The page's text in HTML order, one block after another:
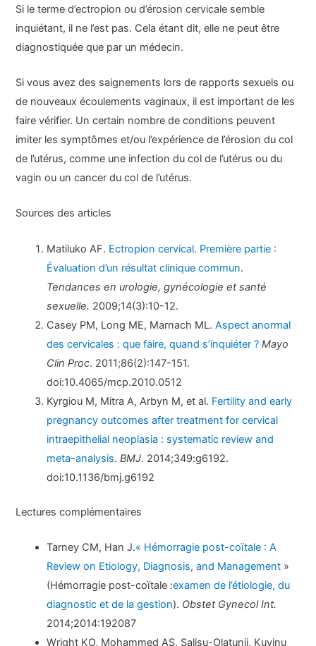
Si le terme d’ectropion ou d’érosion cervicale semble
inquiétant, il ne l’est pas. Cela étant dit, elle ne peut être
diagnostiquée que par un médecin.
Si vous avez des saignements lors de rapports sexuels ou
de nouveaux écoulements vaginaux, il est important de les
faire vérifier. Un certain nombre de conditions peuvent
imiter les symptômes et/ou l’expérience de l’érosion du col
de l’utérus, comme une infection du col de l’utérus ou du
vagin ou un cancer du col de l’utérus.
Sources des articles
Matiluko AF. Ectropion cervical. Première partie :
Évaluation d’un résultat clinique commun.
Tendances en urologie, gynécologie et santé
sexuelle. 2009;14(3):10-12.
Casey PM, Long ME, Marnach ML.Aspect anormal
des cervicales : que faire, quand s’inquiéter ? Mayo
Clin Proc. 2011;86(2):147-151.
doi:10.4065/mcp.2010.0512
Kyrgiou M, Mitra A, Arbyn M, et al. Fertility and early
pregnancy outcomes after treatment for cervical
intraepithelial neoplasia : systematic review and
meta-analysis.BMJ. 2014;349:g6192.
doi:10.1136/bmj.g6192
Lectures complémentaires
Tarney CM, Han J.« Hémorragie post-coïtale : A
Review on Etiology, Diagnosis, and Management »
(Hémorragie post-coïtale :examen de l’étiologie, du
diagnostic et de la gestion). Obstet Gynecol Int.
2014;2014:192087
Wright KO, Mohammed AS, Salisu-Olatunji, Kuyinu